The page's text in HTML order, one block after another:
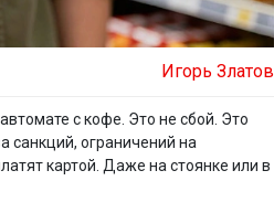
Игорь Златов
с кофе. Это не сбой. Это
санкций, ограничений на
картой. Даже на стоянке или в